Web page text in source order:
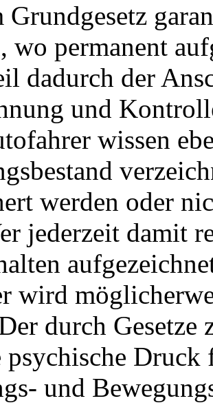
Grundgesetz
wo permanent
dadurch der
und
wissen
werden oder
jederzeit damit
wird
durch
psychische
und